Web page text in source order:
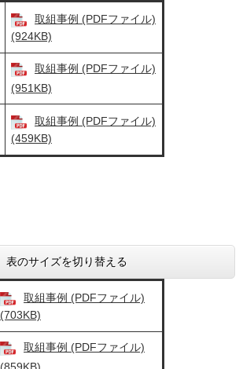
取組事例 (PDFファイル)
(924KB)
取組事例 (PDFファイル)
(951KB)
取組事例 (PDFファイル)
(459KB)
表のサイズを切り替える
取組事例 (PDFファイル)
(703KB)
取組事例 (PDFファイル)